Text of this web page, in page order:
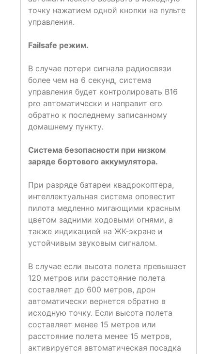
точку нажатием одной кнопки на пульте
управления.
Failsafe режим.
В случае потери сигнала радиосвязи
более чем на 6 секунд, система
управления будет контролировать B16
pro автоматически и направит его
обратно к последнему записанному
домашнему пункту.
Система безопасности при низком
заряде бортового аккумулятора.
При разряде батареи квадрокоптера,
интеллектуальная система оповестит
пилота медленно мигающими красным
цветом задними ходовыми огнями, а
также индикацией на ЖК-экране и
устойчивым звуковым сигналом.
В случае если высота полета превышает
120 метров или расстояние полета
составляет до 600 метров, дрон
автоматически вернется обратно в
исходную точку. Если высота полета
составляет менее 15 метров или
расстояние полета менее 15 метров,
активируется автоматическая посадка